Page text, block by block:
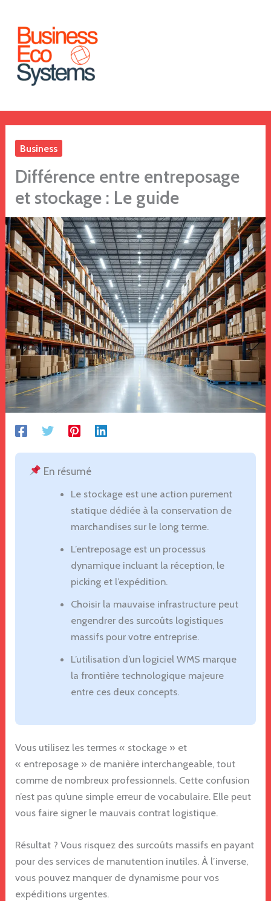
contenu
Business
Différence entre entreposage
et stockage : Le guide
En résumé
Le stockage est une action purement
statique dédiée à la conservation de
marchandises sur le long terme.
L’entreposage est un processus
dynamique incluant la réception, le
picking et l’expédition.
Choisir la mauvaise infrastructure peut
engendrer des surcoûts logistiques
massifs pour votre entreprise.
L’utilisation d’un logiciel WMS marque
la frontière technologique majeure
entre ces deux concepts.
Vous utilisez les termes « stockage » et
« entreposage » de manière interchangeable, tout
comme de nombreux professionnels. Cette confusion
n’est pas qu’une simple erreur de vocabulaire. Elle peut
vous faire signer le mauvais contrat logistique.
Résultat ? Vous risquez des surcoûts massifs en payant
pour des services de manutention inutiles. À l’inverse,
vous pouvez manquer de dynamisme pour vos
expéditions urgentes.